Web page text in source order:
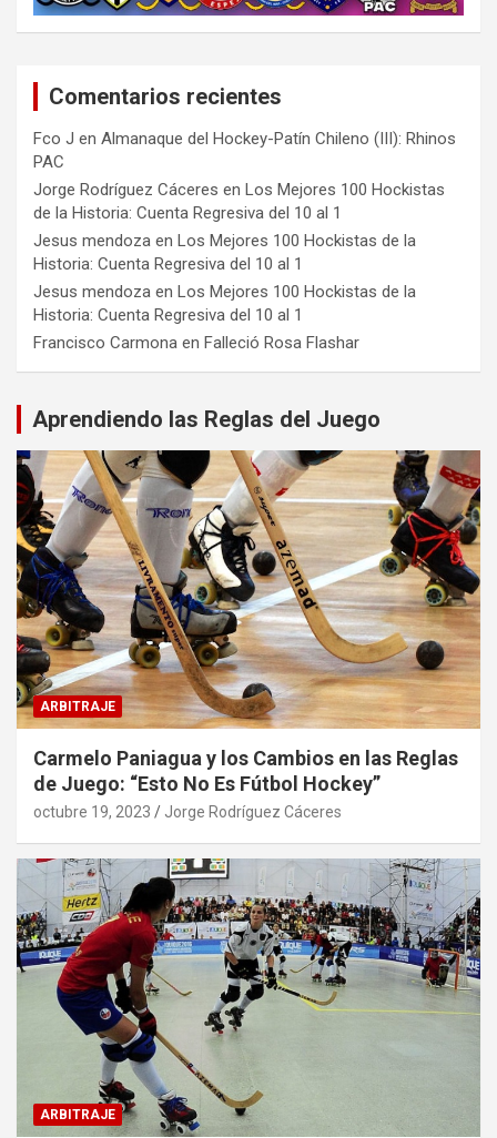
Comentarios recientes
Fco J en Almanaque del Hockey-Patín Chileno (III): Rhinos
PAC
Jorge Rodríguez Cáceres en Los Mejores 100 Hockistas
de la Historia: Cuenta Regresiva del 10 al 1
Jesus mendoza en Los Mejores 100 Hockistas de la
Historia: Cuenta Regresiva del 10 al 1
Jesus mendoza en Los Mejores 100 Hockistas de la
Historia: Cuenta Regresiva del 10 al 1
Francisco Carmona en Falleció Rosa Flashar
Aprendiendo las Reglas del Juego
ARBITRAJE
Carmelo Paniagua y los Cambios en las Reglas
de Juego: “Esto No Es Fútbol Hockey”
octubre 19, 2023 Jorge Rodríguez Cáceres
ARBITRAJE